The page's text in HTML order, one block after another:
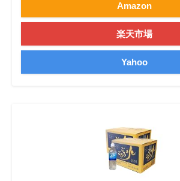
Amazon
楽天市場
Yahoo